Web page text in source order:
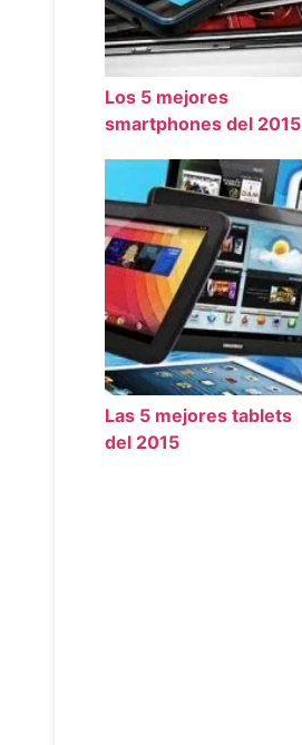
Los 5 mejores
smartphones del 2015
Las 5 mejores tablets
del 2015